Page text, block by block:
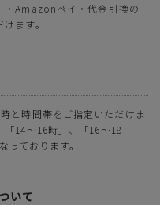
・Amazonペイ・代金引換の
ます。
と時間帯をご指定いただけま
14～16時」、「16～18
っております。
いて